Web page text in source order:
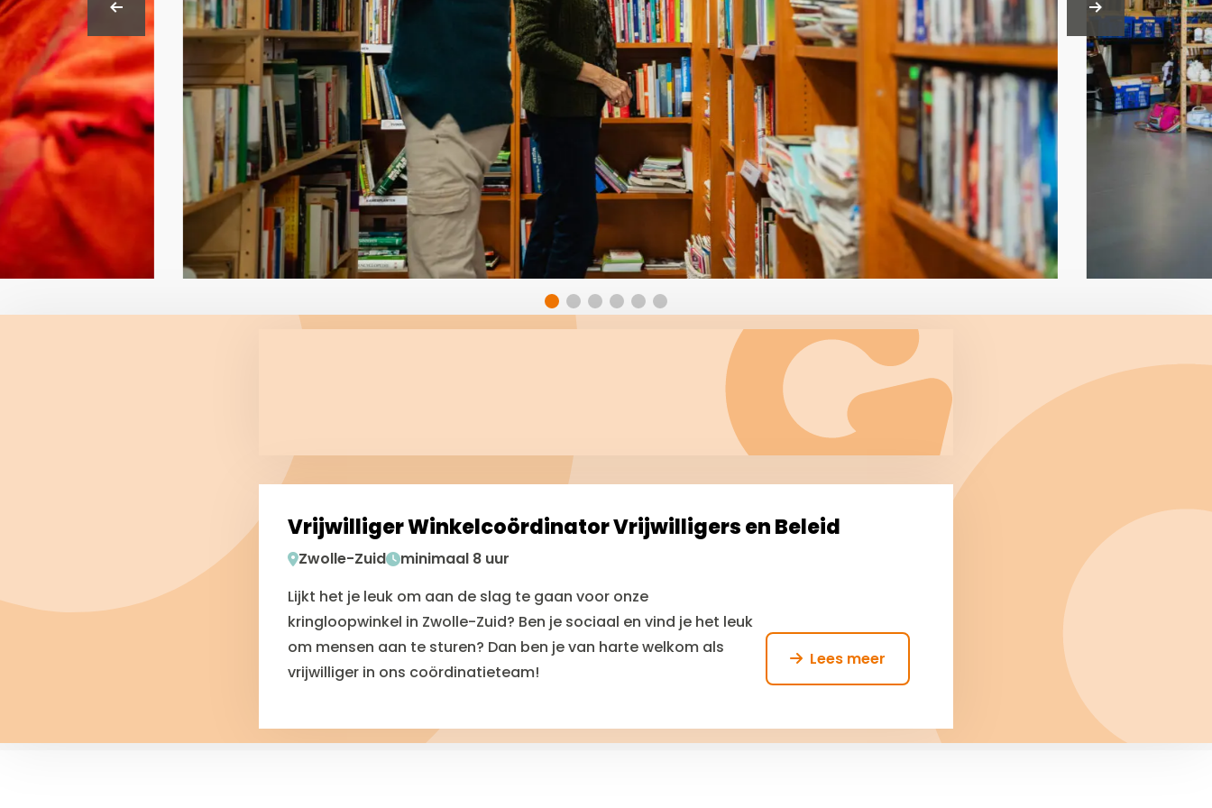
Vrijwilliger Winkelcoördinator Vrijwilligers en Beleid
Zwolle-Zuid
minimaal 8 uur
Lijkt het je leuk om aan de slag te gaan voor onze
kringloopwinkel in Zwolle-Zuid? Ben je sociaal en vind je het leuk
om mensen aan te sturen? Dan ben je van harte welkom als
vrijwilliger in ons coördinatieteam!
Lees meer
more